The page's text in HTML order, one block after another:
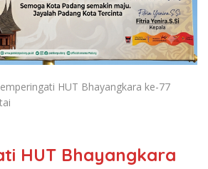
HUT Bhayangkara ke-77
HUT Bhayangkara